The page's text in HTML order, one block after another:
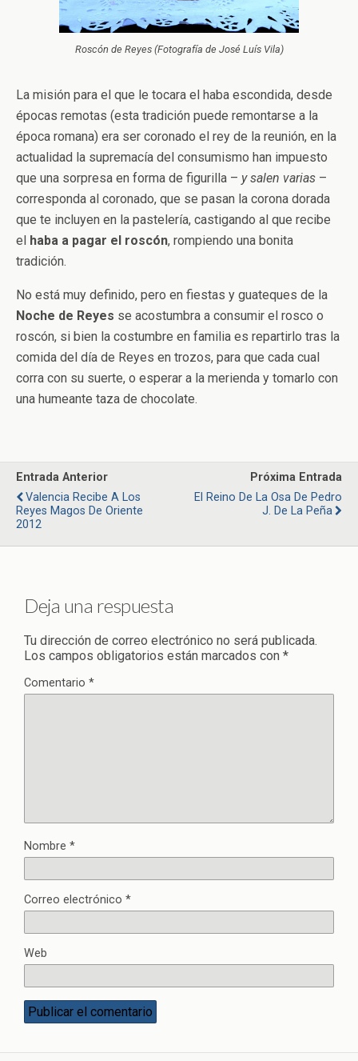
Roscón de Reyes (Fotografía de José Luís Vila)
La misión para el que le tocara el haba escondida, desde
épocas remotas (esta tradición puede remontarse a la
época romana) era ser coronado el rey de la reunión, en la
actualidad la supremacía del consumismo han impuesto
que una sorpresa en forma de figurilla – y salen varias –
corresponda al coronado, que se pasan la corona dorada
que te incluyen en la pastelería, castigando al que recibe
el haba a pagar el roscón, rompiendo una bonita
tradición.
No está muy definido, pero en fiestas y guateques de la
Noche de Reyes se acostumbra a consumir el rosco o
roscón, si bien la costumbre en familia es repartirlo tras la
comida del día de Reyes en trozos, para que cada cual
corra con su suerte, o esperar a la merienda y tomarlo con
una humeante taza de chocolate.
Entrada Anterior
Valencia Recibe A Los
Reyes Magos De Oriente
2012
Próxima Entrada
El Reino De La Osa De Pedro
J. De La Peña
Deja una respuesta
Tu dirección de correo electrónico no será publicada.
Los campos obligatorios están marcados con *
Comentario *
Nombre *
Correo electrónico *
Web